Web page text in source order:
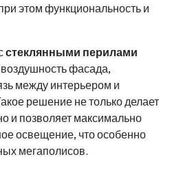
этом функциональность и
стеклянными перилами
фасада,
между интерьером и
решение не только делает
и позволяет максимально
освещение, что особенно
мегаполисов.